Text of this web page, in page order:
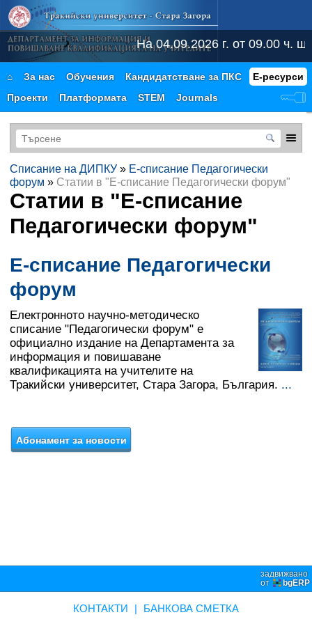
На 04.09.2026 г. от 09.00 ч.
⌂ За нас Обучения Кандидатстване за ПКС
Е-ресурси
Проекти
Платформата STEM Journals
Списание на ДИПКУ» Е-списание Педагогически
форум » Статии в "Е-списание Педагогически форум"
Статии в "Е-списание
Педагогически форум"
Е-списание Педагогически
форум
Електронното научно-методическо
списание "Педагогически форум" е
официално издание на Департамента за
информация и повишаване
квалификацията на учителите на
Тракийски университет, Стара Загора, България. ...
задвижвано
от
bgERP
КОНТАКТИ | БАНКОВА СМЕТКА